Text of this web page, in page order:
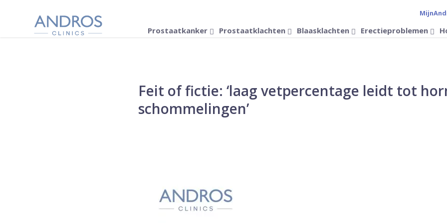
Prostaatkanker Prostaatklachten Blaasklachten Erectieproblemen
Feit of fictie: ‘laag vetpercentage leidt tot
schommelingen’